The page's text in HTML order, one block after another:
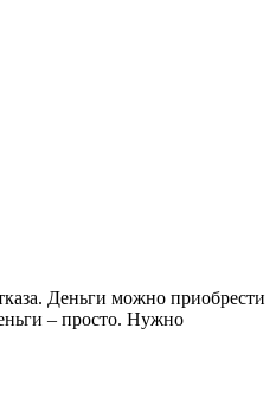
Деньги можно приобрести
– просто. Нужно